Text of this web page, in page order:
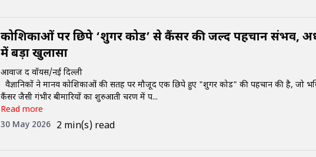
कोशिकाओं पर छिपे ‘शुगर कोड’ से कैंसर की जल्द पहचान संभव,
में बड़ा खुलासा
आवाज द वॉयस/नई दिल्ली
वैज्ञानिकों ने मानव कोशिकाओं की सतह पर मौजूद एक छिपे हुए "शुगर कोड" की पहचान की है, जो
कैंसर जैसी गंभीर बीमारियों का शुरुआती चरण में प...
Read more
30 May 2026 2 min(s) read